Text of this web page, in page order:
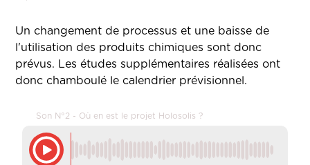
Un changement de processus et une baisse de
l'utilisation des produits chimiques sont donc
prévus. Les études supplémentaires réalisées ont
donc chamboulé le calendrier prévisionnel.
Son N°2 - Où en est le projet Holosolis ?